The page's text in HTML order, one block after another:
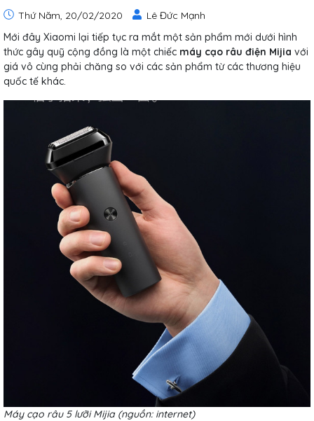
Thứ Năm, 20/02/2020
Lê Đức Mạnh
Mới đây Xiaomi lại tiếp tục ra mắt một sản phẩm mới dưới hình
thức gây quỹ cộng đồng là một chiếc máy cạo râu điện Mijia với
giá vô cùng phải chăng so với các sản phẩm từ các thương hiệu
quốc tế khác.
Máy cạo râu 5 lưỡi Mijia (nguồn: internet)